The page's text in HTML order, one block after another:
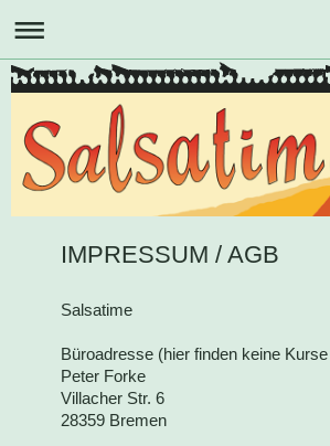
IMPRESSUM / AGB
Salsatime
Büroadresse (hier finden keine
Peter Forke
Villacher Str. 6
28359 Bremen